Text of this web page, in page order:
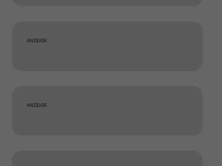
ANZEIGE
ANZEIGE